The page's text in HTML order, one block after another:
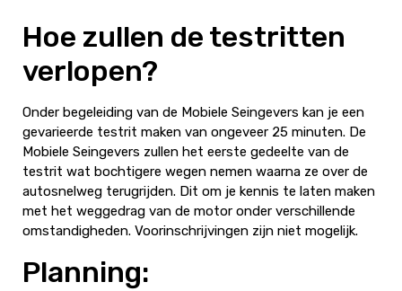
Hoe zullen de testritten
verlopen?
Onder begeleiding van de Mobiele Seingevers kan je een
gevarieerde testrit maken van ongeveer 25 minuten. De
Mobiele Seingevers zullen het eerste gedeelte van de
testrit wat bochtigere wegen nemen waarna ze over de
autosnelweg terugrijden. Dit om je kennis te laten maken
met het weggedrag van de motor onder verschillende
omstandigheden. Voorinschrijvingen zijn niet mogelijk.
Planning: